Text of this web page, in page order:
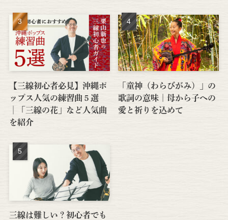
【三線初心者必見】沖縄ポ
ップス人気の練習曲５選
│「三線の花」など人気曲
を紹介
「童神（わらびがみ）」の
歌詞の意味｜母から子への
愛と祈りを込めて
三線は難しい？初心者でも